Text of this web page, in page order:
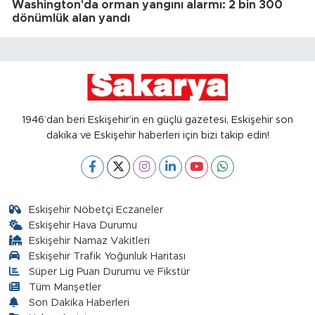
Washington'da orman yangını alarmı: 2 bin 300
dönümlük alan yandı
1946’dan beri Eskişehir’in en güçlü gazetesi, Eskişehir son
dakika ve Eskişehir haberleri için bizi takip edin!
Eskişehir Nöbetçi Eczaneler
Eskişehir Hava Durumu
Eskişehir Namaz Vakitleri
Eskişehir Trafik Yoğunluk Haritası
Süper Lig Puan Durumu ve Fikstür
Tüm Manşetler
Son Dakika Haberleri